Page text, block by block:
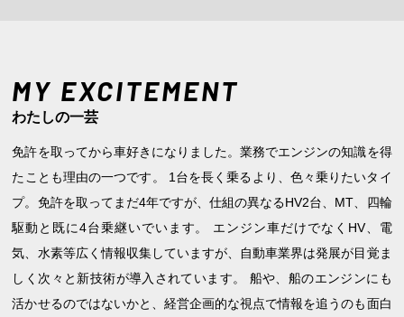
MY EXCITEMENT
わたしの一芸
免許を取ってから車好きになりました。業務でエンジンの知識を得
たことも理由の一つです。 1台を長く乗るより、色々乗りたいタイ
プ。免許を取ってまだ4年ですが、仕組の異なるHV2台、MT、四輪
駆動と既に4台乗継いでいます。 エンジン車だけでなくHV、電
気、水素等広く情報収集していますが、自動車業界は発展が目覚ま
しく次々と新技術が導入されています。 船や、船のエンジンにも
活かせるのではないかと、経営企画的な視点で情報を追うのも面白